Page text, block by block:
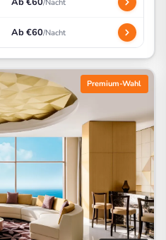
/Nacht
Ab €60/Nacht
Premium-Wahl